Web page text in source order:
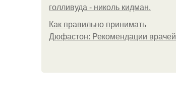
голливуда - николь кидман.
Как правильно принимать
Дюфастон: Рекомендации врачей